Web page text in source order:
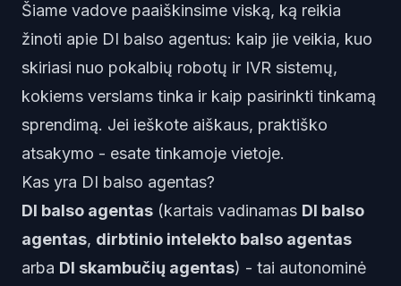
Šiame vadove paaiškinsime viską, ką reikia
žinoti apie DI balso agentus: kaip jie veikia, kuo
skiriasi nuo pokalbių robotų ir IVR sistemų,
kokiems verslams tinka ir kaip pasirinkti tinkamą
sprendimą. Jei ieškote aiškaus, praktiško
atsakymo - esate tinkamoje vietoje.
Kas yra DI balso agentas?
DI balso agentas (kartais vadinamas DI balso
agentas, dirbtinio intelekto balso agentas
arba DI skambučių agentas) - tai autonominė